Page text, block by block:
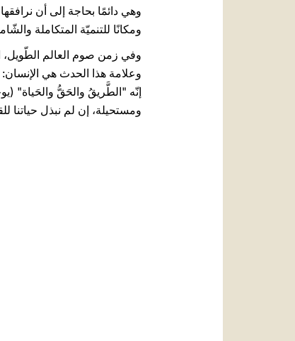
وهي دائمًا بحاجة إلى أن
ومكانًا للتنميّة المتكاملة
وفي زمن صوم العالم الطّويل،
وعلامة هذا الحدث هي الإنسان:
ومستحيلة، إن لم نبذل حياتنا